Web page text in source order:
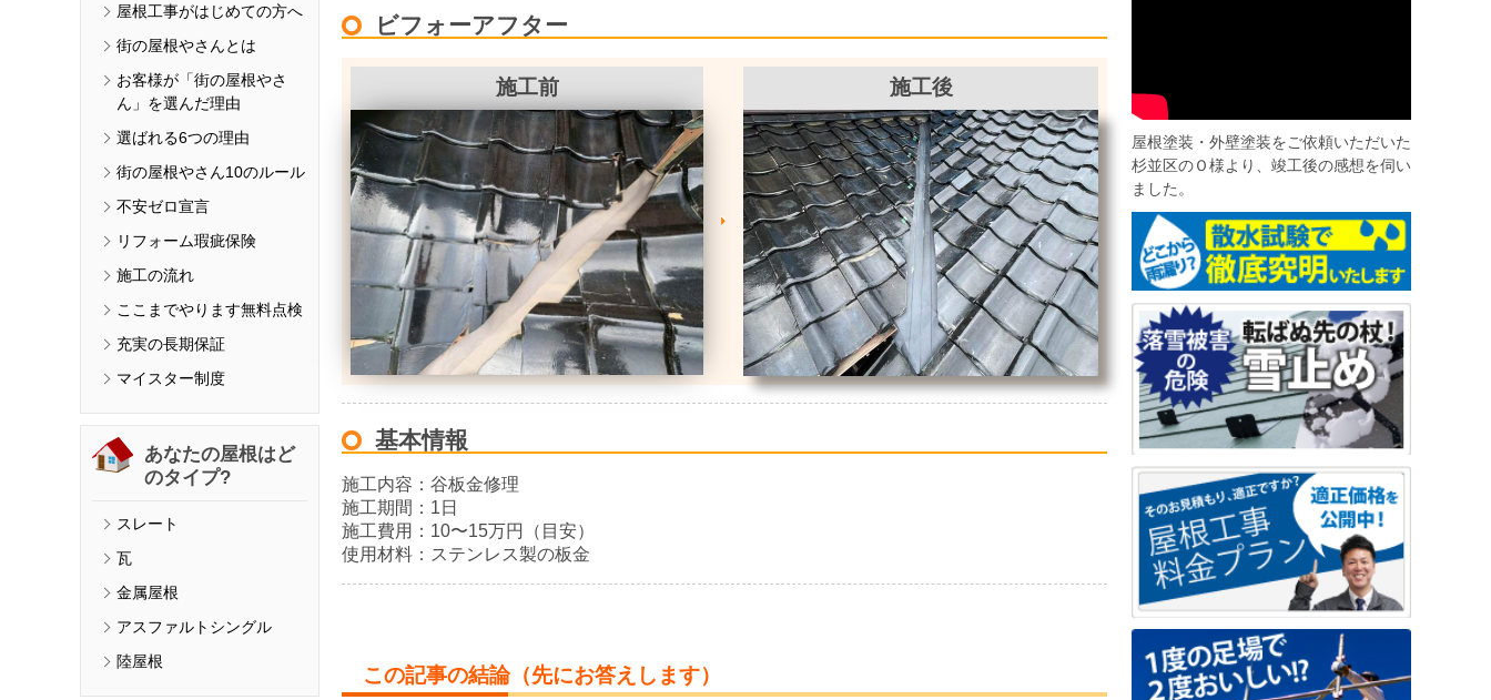
屋根工事がはじめての方へ
街の屋根やさんとは
お客様が「街の屋根やさ
ん」を選んだ理由
選ばれる6つの理由
街の屋根やさん10のルール
不安ゼロ宣言
リフォーム瑕疵保険
施工の流れ
ここまでやります無料点検
充実の長期保証
マイスター制度
あなたの屋根はど
のタイプ?
スレート
瓦
金属屋根
アスファルトシングル
陸屋根
ビフォーアフター
施工前 施工後
基本情報
施工内容：谷板金修理
施工期間： 1日
施工費用： 10〜15万円（目安）
使用材料： ステンレス製の板金
この記事の結論（先にお答えします）
屋根塗装・外壁塗装をご依頼いただいた
杉並区のＯ様より、竣工後の感想を伺い
ました。